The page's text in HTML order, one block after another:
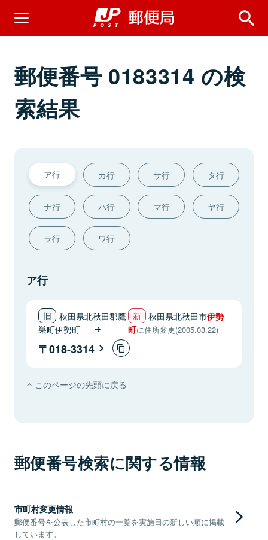
郵便番号 0183314 の検
索結果
ア行 カ行 サ行 タ行
ナ行 ハ行 マ行 ヤ行
ラ行 ワ行
ア行
秋田県北秋田郡鷹
巣町伊勢町
秋田県北秋田市伊勢
町に住所変更(2005.03.22)
018-3314
このページの先頭に戻る
郵便番号検索に関する情報
市町村変更情報
郵便番号を公表した市町村の一覧を実施日の新しい順に掲載
しています。